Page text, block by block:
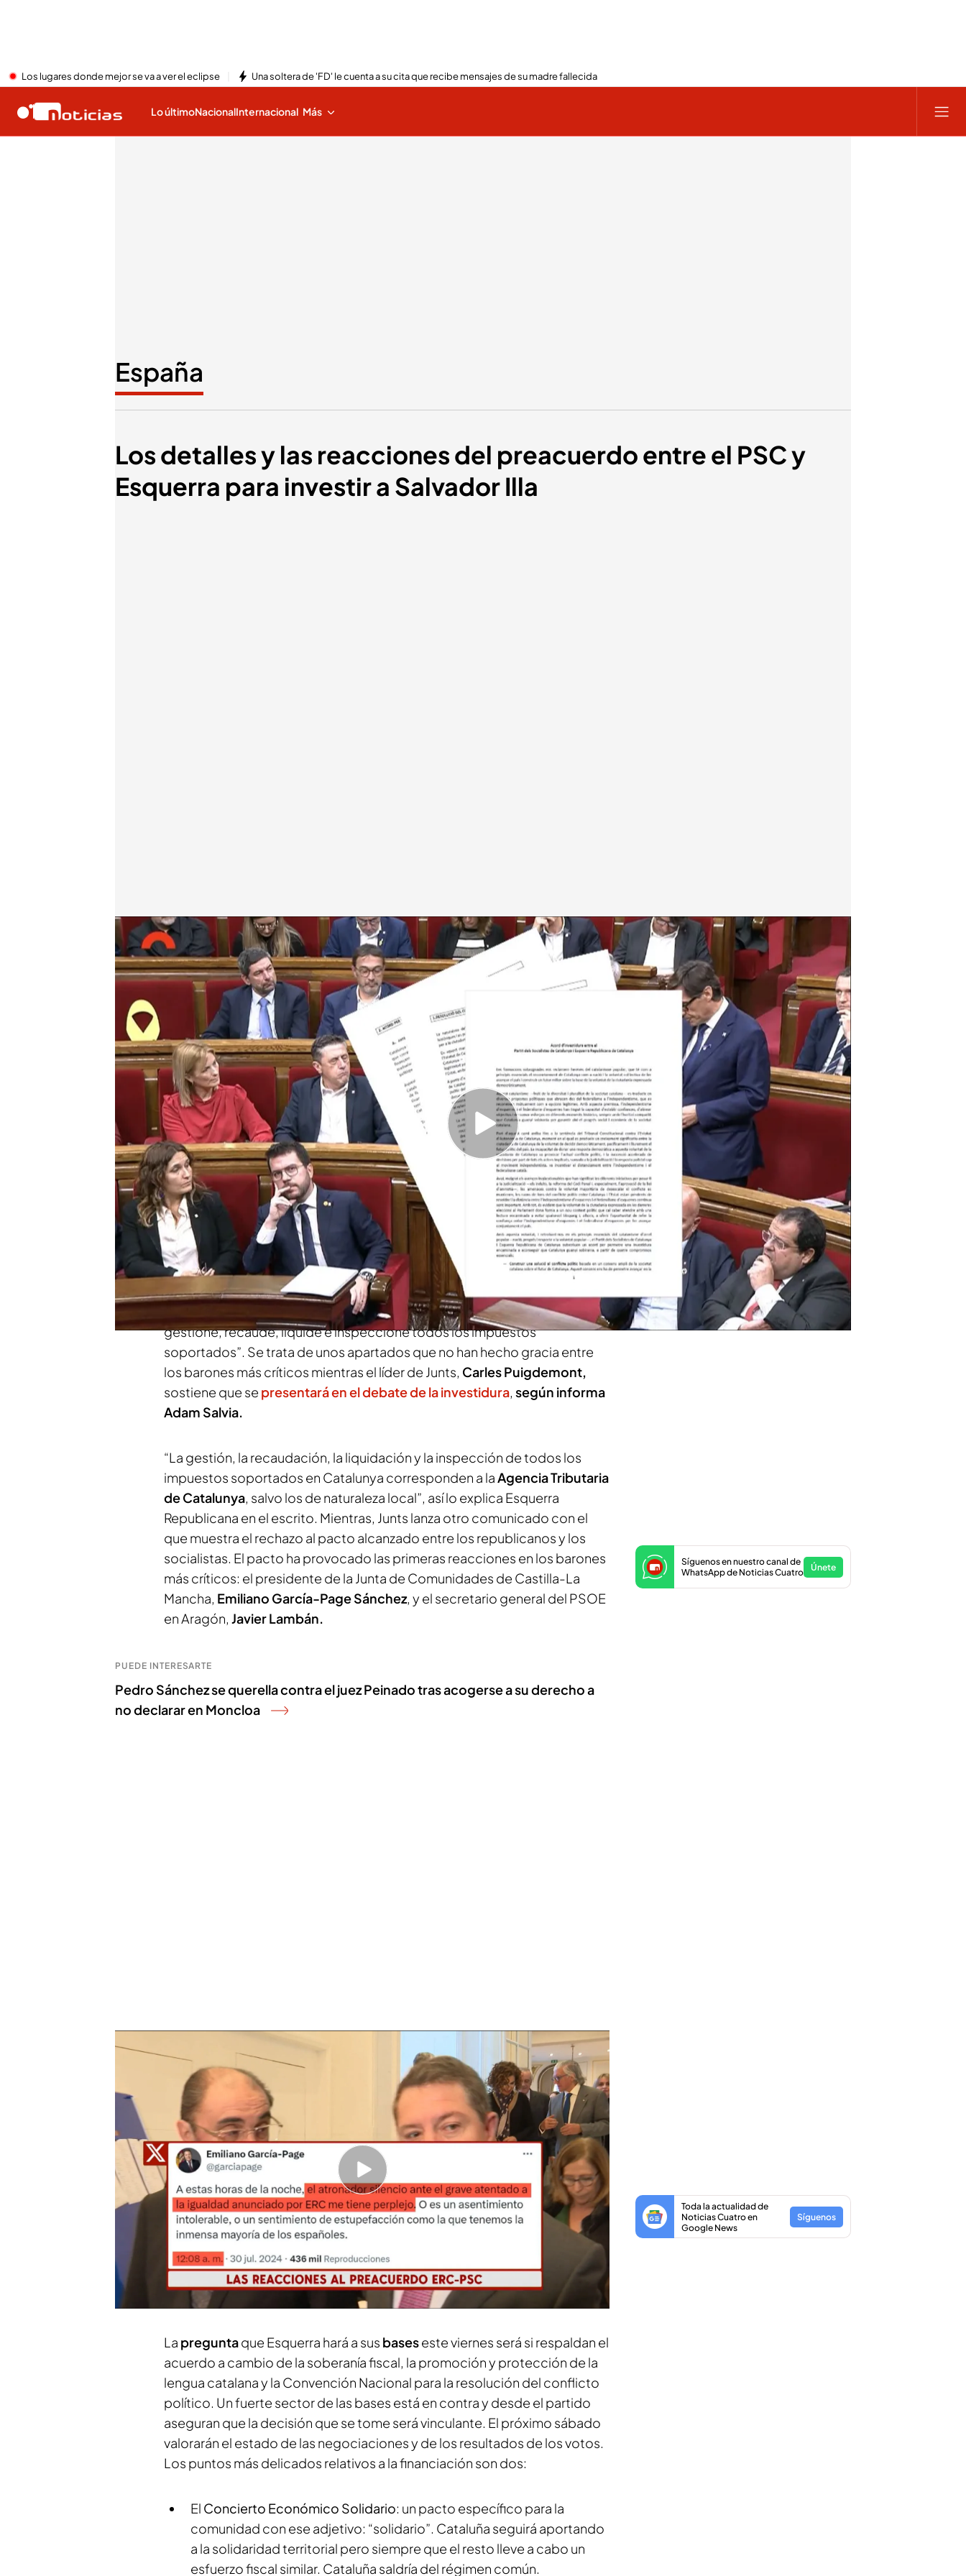
Los lugares donde mejor se va a ver el eclipse Una soltera de 'FD' le cuenta a su cita que recibe mensajes de su madre fallecida
Lo últimoNacionalInternacional Más
España
Los detalles y las reacciones del preacuerdo entre el PSC y
Esquerra para investir a Salvador Illa
Los detalles del preacuerdo entre el PSC y Esquerra
Redacción digital Noticias Cuatro
30 JUL 2024 - 20:36h.
El preacuerdo está formado por 25 páginas en las que el foco está
puesto en la financiación de Cataluña
Los barones del PSOE más críticos ya dicen que este preacuerdo
entre el PSC y ERC es inadmisible
Esquerra Republicana llega a un preacuerdo con el PSC para investir a
Salvador Illa: ¿en qué consiste?
Compartir
Elpreacuerdo PSC Esquerra Republicana
-para investir a
Salvador Illa- está generando tensión por las condiciones que se han
pactado, sobre todo la relacionada con la financiación de Cataluña. En las
25 páginas del documento, se explica que será la “Generalitat la que
gestione, recaude, liquide e inspeccione todos los impuestos
soportados”. Se trata de unos apartados que no han hecho gracia entre
los barones más críticos mientras el líder de Junts, Carles Puigdemont,
sostiene que se presentará en el debate de la investidura, según informa
Adam Salvia.
“La gestión, la recaudación, la liquidación y la inspección de todos los
impuestos soportados en Catalunya corresponden a laAgencia Tributaria
de Catalunya, salvo los de naturaleza local”, así lo explica Esquerra
Republicana en el escrito. Mientras, Junts lanza otro comunicado con el
que muestra el rechazo al pacto alcanzado entre los republicanos y los
socialistas. El pacto ha provocado las primeras reacciones en los barones
más críticos: el presidente de la Junta de Comunidades de Castilla-La
Mancha, Emiliano García-Page Sánchez, y el secretario general del PSOE
en Aragón, Javier Lambán.
PUEDE INTERESARTE
Pedro Sánchez se querella contra el juez Peinado tras acogerse a su derecho a
no declarar en Moncloa
¿En qué consiste el preacuerdo del PSC y Esquerra Republicana?
El preacuerdo está formado por 25 páginas en las que el foco está puesto
en la financiaciónde
. Y es que se ha pactado que la comunidad
recaude todos los impuestos, por lo que ya no gestionaría 25.000
millones, sino más del doble: 55.000 millones.
Otro de los asuntos
sensibles es si Cataluña saldrá del régimen común, el sistema que se
financia con todas las comunidades a excepción de País Vasco y Navarra.
Las dos grandes derrotas del Gobierno tras no conseguir el apoyo de Junts en el
'Superpleno'
La preguntaque Esquerra hará a sus baseseste viernes será si respaldan el
acuerdo a cambio de la soberanía fiscal, la promoción y protección de la
lengua catalana y la Convención Nacional para la resolución del conflicto
político. Un fuerte sector de las bases está en contra y desde el partido
aseguran que la decisión que se tome será vinculante. El próximo sábado
valorarán el estado de las negociaciones y de los resultados de los votos.
Los puntos más delicados relativos a la financiación son dos:
Síguenos en nuestro canal de
WhatsApp de Noticias Cuatro
Únete
El Concierto Económico Solidario: un pacto específico para la
comunidad con ese adjetivo: “solidario”. Cataluña seguirá aportando
a la solidaridad territorial pero siempre que el resto lleve a cabo un
esfuerzo fiscal similar. Cataluña saldría del régimen común.
Toda la actualidad de
Noticias Cuatro en
Google News
Síguenos